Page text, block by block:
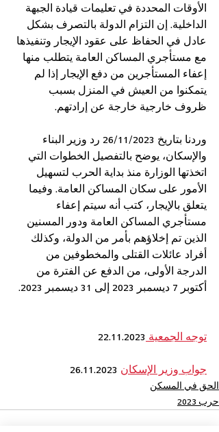
الأوقات المحددة في تعليمات قيادة الجبهة
الداخلية. إن التزام الدولة بالتصرف بشكل
عادل في الحفاظ على عقود الإيجار وتنفيذها
مع مستأجري المساكن العامة يتطلب منها
إعفاء المستأجرين من دفع الإيجار إذا لم
يتمكنوا من العيش في المنزل بسبب
ظروف خارجية خارجة عن إرادتهم.
وردنا بتاريخ 26/11/2023 رد وزير البناء
والإسكان، يوضح بالتفصيل الخطوات التي
اتخذتها الوزارة منذ بداية الحرب لتسهيل
الأمور على سكان المساكن العامة. وفيما
يتعلق بالإيجار، كتب أنه سيتم إعفاء
مستأجري المساكن العامة ودور المسنين
الذين تم إخلاؤهم بأمر من الدولة، وكذلك
أفراد عائلات القتلى والمخطوفين من
الدرجة الأولى، من الدفع عن الفترة من
أكتوبر 7 ديسمبر 2023 إلى 31 ديسمبر 2023.
توجه الجمعية 22.11.2023
جواب وزير الإسكان
الحق في المسكن
حرب 2023